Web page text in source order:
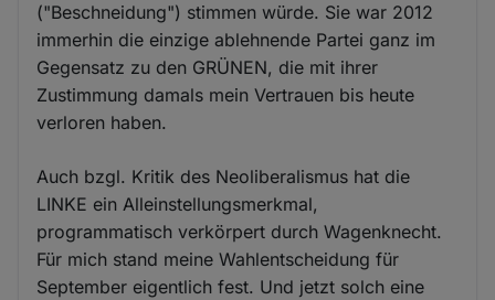
("Beschneidung") stimmen würde. Sie war 2012
immerhin die einzige ablehnende Partei ganz im
Gegensatz zu den GRÜNEN, die mit ihrer
Zustimmung damals mein Vertrauen bis heute
verloren haben.
Auch bzgl. Kritik des Neoliberalismus hat die
LINKE ein Alleinstellungsmerkmal,
programmatisch verkörpert durch Wagenknecht.
Für mich stand meine Wahlentscheidung für
September eigentlich fest. Und jetzt solch eine